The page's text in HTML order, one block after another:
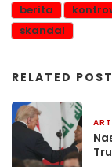
berita
skandal
RELATED